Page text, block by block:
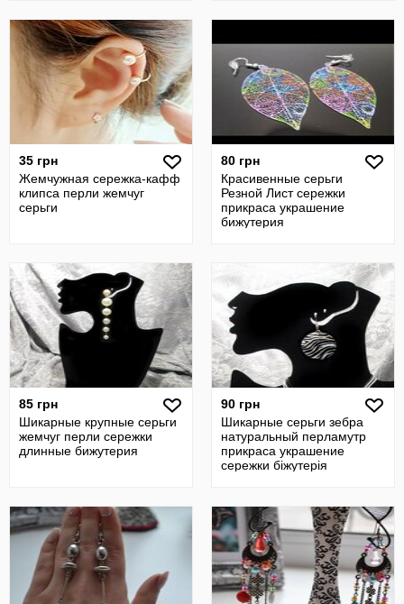
35 грн
Жемчужная сережка-кафф
клипса перли жемчуг
серьги
80 грн
Красивенные серьги
Резной Лист сережки
прикраса украшение
бижутерия
85 грн
Шикарные крупные серьги
жемчуг перли сережки
длинные бижутерия
90 грн
Шикарные серьги зебра
натуральный перламутр
прикраса украшение
сережки біжутерія